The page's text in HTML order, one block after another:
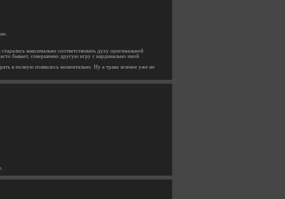
максимально соответствовать духу оригинальной
бывает, совершенно другую игру с кардинально иной
в полную появилось моментально. Ну а трава зеленее уже не